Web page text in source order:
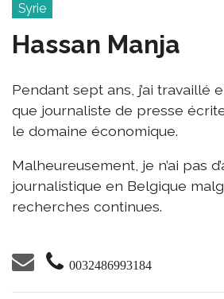
Syrie
Hassan Manja
Pendant sept ans, j’ai travaillé
que journaliste de presse
le domaine économique.
Malheureusement, je n’ai pas
journalistique en Belgique
recherches continues.
0032486993184